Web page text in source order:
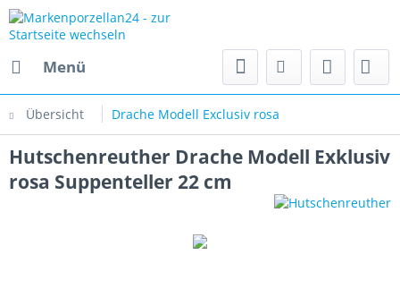
Menü
Übersicht Drache Modell Exclusiv rosa
Hutschenreuther Drache Modell Exklusiv
rosa Suppenteller 22 cm